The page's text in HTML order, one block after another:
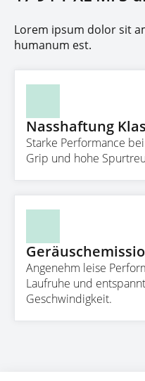
Lorem ipsum dolor sit
humanum est.
Nasshaftung
Starke Performance
Grip und hohe
Angenehm leise
Laufruhe und
Geschwindigkeit.